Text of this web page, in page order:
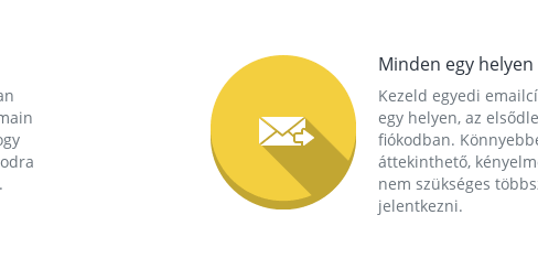
Minden egy helyen
Kezeld egyedi
egy helyen, az
fiókodban.
áttekinthető,
nem szükséges
jelentkezni.